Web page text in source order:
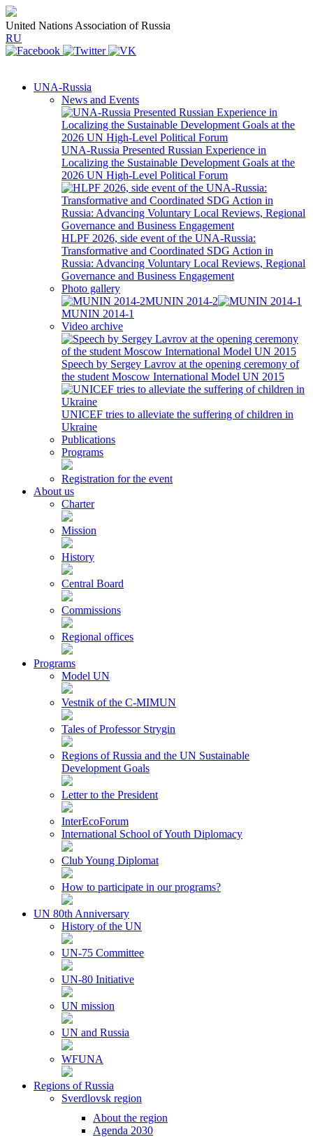
United Nations Association of Russia
RU
UNA-Russia
News and Events
UNA-Russia Presented Russian Experience in
Localizing the Sustainable Development Goals at the
2026 UN High-Level Political Forum
HLPF 2026, side event of the UNA-Russia:
Transformative and Coordinated SDG Action in
Russia: Advancing Voluntary Local Reviews, Regional
Governance and Business Engagement
Photo gallery
MUNIN 2014-2
MUNIN 2014-1
Video archive
Speech by Sergey Lavrov at the opening ceremony of
the student Moscow International Model UN 2015
UNICEF tries to alleviate the suffering of children in
Ukraine
Publications
Programs
Registration for the event
About us
Charter
Mission
History
Central Board
Commissions
Regional offices
Programs
Model UN
Vestnik of the C-MIMUN
Tales of Professor Strygin
Regions of Russia and the UN Sustainable
Development Goals
Letter to the President
InterEcoForum
International School of Youth Diplomacy
Club Young Diplomat
How to participate in our programs?
UN 80th Anniversary
History of the UN
UN-75 Committee
UN-80 Initiative
UN mission
UN and Russia
WFUNA
Regions of Russia
Sverdlovsk region
About the region
Agenda 2030